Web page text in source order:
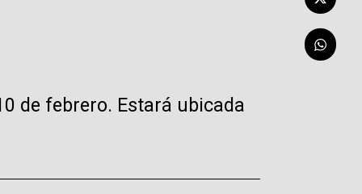
de febrero. Estará ubicada